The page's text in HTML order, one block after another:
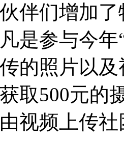
伴们增加
是参与今
的照片以
取500元的
视频上传